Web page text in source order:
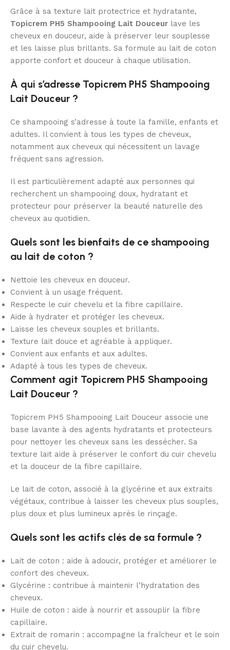
Grâce à sa texture lait protectrice et hydratante,
Topicrem PH5 Shampooing Lait Douceur lave les
cheveux en douceur, aide à préserver leur souplesse
et les laisse plus brillants. Sa formule au lait de coton
apporte confort et douceur à chaque utilisation.
À qui s’adresse Topicrem PH5 Shampooing
Lait Douceur ?
Ce shampooing s’adresse à toute la famille, enfants et
adultes. Il convient à tous les types de cheveux,
notamment aux cheveux qui nécessitent un lavage
fréquent sans agression.
Il est particulièrement adapté aux personnes qui
recherchent un shampooing doux, hydratant et
protecteur pour préserver la beauté naturelle des
cheveux au quotidien.
Quels sont les bienfaits de ce shampooing
au lait de coton ?
Nettoie les cheveux en douceur.
Convient à un usage fréquent.
Respecte le cuir chevelu et la fibre capillaire.
Aide à hydrater et protéger les cheveux.
Laisse les cheveux souples et brillants.
Texture lait douce et agréable à appliquer.
Convient aux enfants et aux adultes.
Adapté à tous les types de cheveux.
Comment agit Topicrem PH5 Shampooing
Lait Douceur ?
Topicrem PH5 Shampooing Lait Douceur associe une
base lavante à des agents hydratants et protecteurs
pour nettoyer les cheveux sans les dessécher. Sa
texture lait aide à préserver le confort du cuir chevelu
et la douceur de la fibre capillaire.
Le lait de coton, associé à la glycérine et aux extraits
végétaux, contribue à laisser les cheveux plus souples,
plus doux et plus lumineux après le rinçage.
Quels sont les actifs clés de sa formule ?
Lait de coton : aide à adoucir, protéger et améliorer le
confort des cheveux.
Glycérine : contribue à maintenir l’hydratation des
cheveux.
Huile de coton : aide à nourrir et assouplir la fibre
capillaire.
Extrait de romarin : accompagne la fraîcheur et le soin
du cuir chevelu.